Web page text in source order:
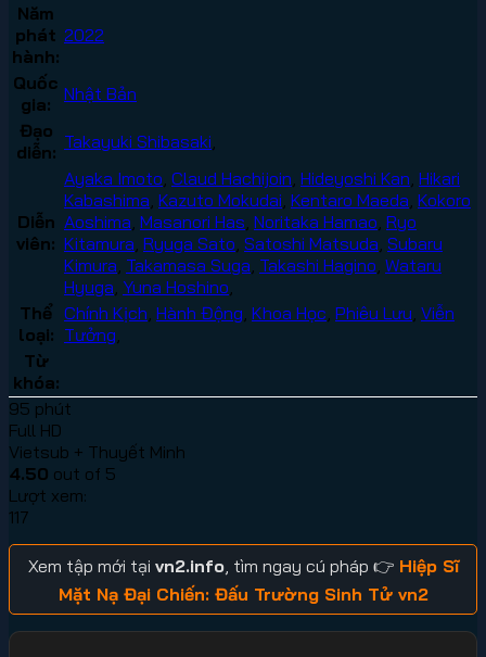
Năm
phát
hành:
2022
Quốc
gia:
Nhật Bản
Đạo
diễn: Takayuki Shibasaki
Diễn
viên:
Ayaka Imoto Claud Hachijoin Hideyoshi Kan Hikari
Kabashima Kazuto Mokudai Kentaro Maeda Kokoro
Aoshima Masanori Has Noritaka Hamao Ryo
Kitamura Ryuga Sato Satoshi Matsuda Subaru
Kimura Takamasa Suga Takashi Hagino Wataru
Hyuga Yuna Hoshino
Thể
loại:
Chính Kịch Hành Động Khoa Học Phiêu Lưu Viễn
Tưởng
Từ
khóa:
95 phút
Full HD
Vietsub + Thuyết Minh
4.50 out of 5
Lượt xem:
117
Xem tập mới tại vn2.info, tìm ngay cú pháp 👉 Hiệp Sĩ
Mặt Nạ Đại Chiến: Đấu Trường Sinh Tử vn2